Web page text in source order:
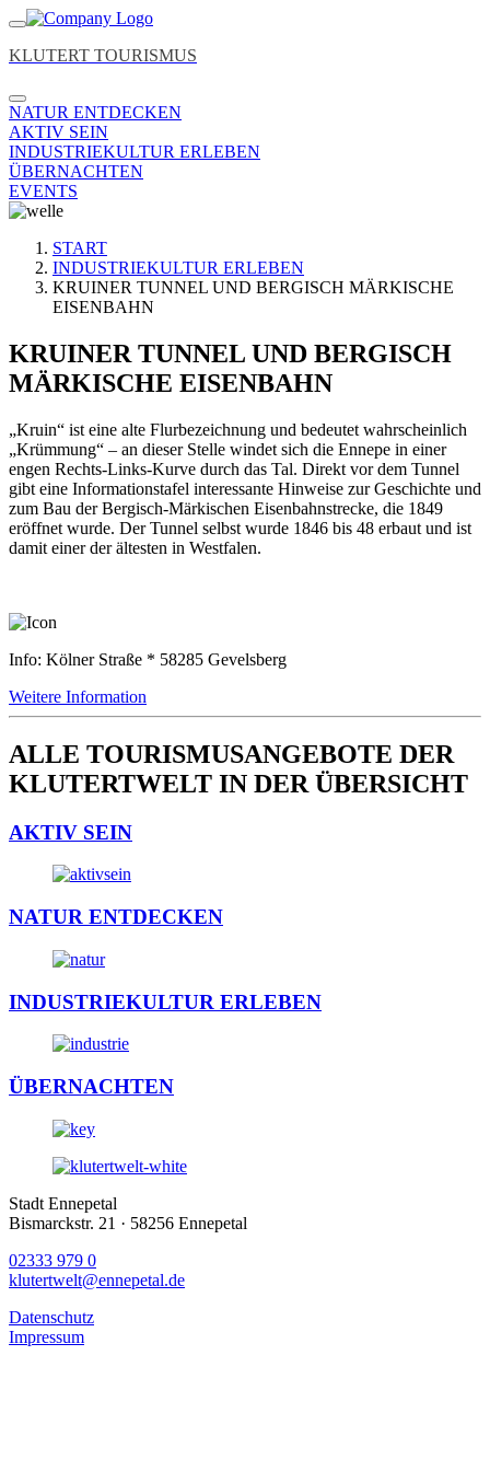
KLUTERT TOURISMUS
NATUR ENTDECKEN
AKTIV SEIN
INDUSTRIEKULTUR ERLEBEN
ÜBERNACHTEN
EVENTS
START
INDUSTRIEKULTUR ERLEBEN
KRUINER TUNNEL UND BERGISCH MÄRKISCHE
EISENBAHN
KRUINER TUNNEL UND BERGISCH
MÄRKISCHE EISENBAHN
„Kruin“ ist eine alte Flurbezeichnung und bedeutet wahrscheinlich
„Krümmung“ – an dieser Stelle windet sich die Ennepe in einer
engen Rechts-Links-Kurve durch das Tal. Direkt vor dem Tunnel
gibt eine Informationstafel interessante Hinweise zur Geschichte und
zum Bau der Bergisch-Märkischen Eisenbahnstrecke, die 1849
eröffnet wurde. Der Tunnel selbst wurde 1846 bis 48 erbaut und ist
damit einer der ältesten in Westfalen.
Info: Kölner Straße * 58285 Gevelsberg
Weitere Information
ALLE TOURISMUSANGEBOTE DER
KLUTERTWELT IN DER ÜBERSICHT
AKTIV SEIN
NATUR ENTDECKEN
INDUSTRIEKULTUR ERLEBEN
ÜBERNACHTEN
Stadt Ennepetal
Bismarckstr. 21 · 58256 Ennepetal
02333 979 0
klutertwelt@ennepetal.de
Datenschutz
Impressum